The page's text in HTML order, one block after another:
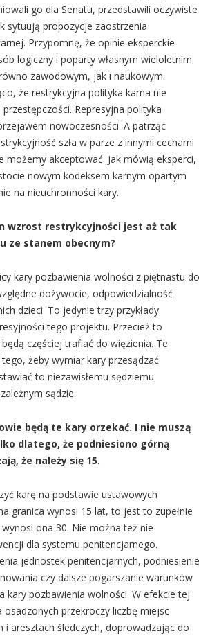
go dla Senatu, przedstawili oczywiste
sytuują propozycje zaostrzenia
Przypomnę, że opinie eksperckie
logiczny i poparty własnym wieloletnim
zawodowym, jak i naukowym.
że restrykcyjna polityka karna nie
Represyjna polityka
nowoczesności. A patrząc
szła w parze z innymi cechami
możemy akceptować. Jak mówią eksperci,
nowym kodeksem karnym opartym
na nieuchronności kary.
wzrost restrykcyjności jest aż tak
ze stanem obecnym?
kary pozbawienia wolności z piętnastu do
dożywocie, odpowiedzialność
dzieci. To jedynie trzy przykłady
tego projektu. Przecież to
częściej trafiać do więzienia. Te
żeby wymiar kary przesądzać
to niezawisłemu sędziemu
sądzie.
będą te kary orzekać. I nie muszą
dlatego, że podniesiono górną
że należy się 15.
karę na podstawie ustawowych
granica wynosi 15 lat, to jest to zupełnie
ona 30. Nie można też nie
dla systemu penitencjarnego.
jednostek penitencjarnych, podniesienie
czy dalsze pogarszanie warunków
kary pozbawienia wolności. W efekcie tej
osadzonych przekroczy liczbę miejsc
i aresztach śledczych, doprowadzając do